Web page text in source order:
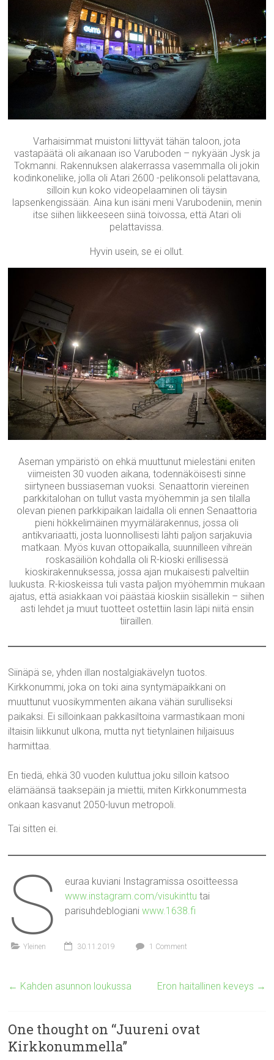
Varhaisimmat muistoni liittyvät tähän taloon, jota
vastapäätä oli aikanaan iso Varuboden – nykyään Jysk ja
Tokmanni. Rakennuksen alakerrassa vasemmalla oli jokin
kodinkoneliike, jolla oli Atari 2600 -pelikonsoli pelattavana,
silloin kun koko videopelaaminen oli täysin
lapsenkengissään. Aina kun isäni meni Varubodeniin, menin
itse siihen liikkeeseen siinä toivossa, että Atari oli
pelattavissa.
Hyvin usein, se ei ollut.
Aseman ympäristö on ehkä muuttunut mielestäni eniten
viimeisten 30 vuoden aikana, todennäköisesti sinne
siirtyneen bussiaseman vuoksi. Senaattorin viereinen
parkkitalohan on tullut vasta myöhemmin ja sen tilalla
olevan pienen parkkipaikan laidalla oli ennen Senaattoria
pieni hökkelimäinen myymälärakennus, jossa oli
antikvariaatti, josta luonnollisesti lähti paljon sarjakuvia
matkaan. Myös kuvan ottopaikalla, suunnilleen vihreän
roskasäiliön kohdalla oli R-kioski erillisessä
kioskirakennuksessa, jossa ajan mukaisesti palveltiin
luukusta. R-kioskeissa tuli vasta paljon myöhemmin mukaan
ajatus, että asiakkaan voi päästää kioskiin sisällekin – siihen
asti lehdet ja muut tuotteet ostettiin lasin läpi niitä ensin
tiiraillen.
Siinäpä se, yhden illan nostalgiakävelyn tuotos.
Kirkkonummi, joka on toki aina syntymäpaikkani on
muuttunut vuosikymmenten aikana vähän surulliseksi
paikaksi. Ei silloinkaan pakkasiltoina varmastikaan moni
iltaisin liikkunut ulkona, mutta nyt tietynlainen hiljaisuus
harmittaa.
En tiedä, ehkä 30 vuoden kuluttua joku silloin katsoo
elämäänsä taaksepäin ja miettii, miten Kirkkonummesta
onkaan kasvanut 2050-luvun metropoli.
Tai sitten ei.
S
euraa kuviani Instagramissa osoitteessa
www.instagram.com/visukinttu tai
parisuhdeblogiani www.1638.fi
Yleinen 30.11.2019 1 Comment
← Kahden asunnon loukussa Eron haitallinen keveys →
One thought on “Juureni ovat
Kirkkonummella”